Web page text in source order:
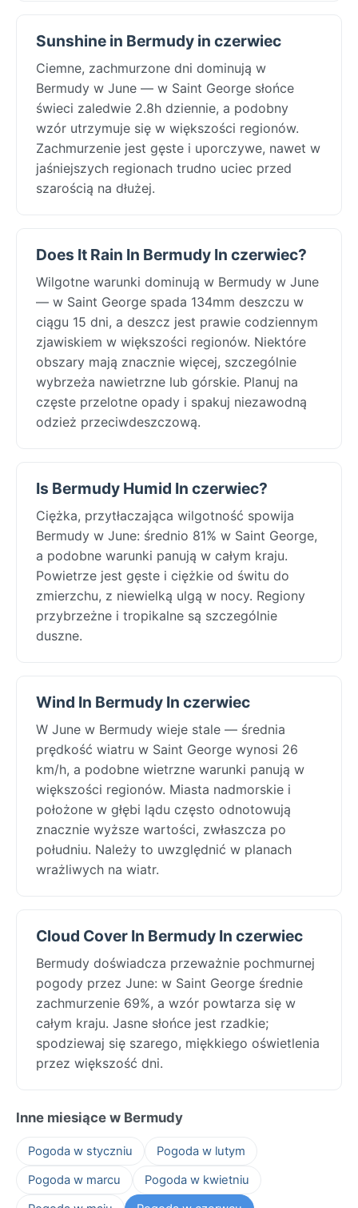
Sunshine in Bermudy in czerwiec
Ciemne, zachmurzone dni dominują w
Bermudy w June — w Saint George słońce
świeci zaledwie 2.8h dziennie, a podobny
wzór utrzymuje się w większości regionów.
Zachmurzenie jest gęste i uporczywe, nawet w
jaśniejszych regionach trudno uciec przed
szarością na dłużej.
Does It Rain In Bermudy In czerwiec?
Wilgotne warunki dominują w Bermudy w June
— w Saint George spada 134mm deszczu w
ciągu 15 dni, a deszcz jest prawie codziennym
zjawiskiem w większości regionów. Niektóre
obszary mają znacznie więcej, szczególnie
wybrzeża nawietrzne lub górskie. Planuj na
częste przelotne opady i spakuj niezawodną
odzież przeciwdeszczową.
Is Bermudy Humid In czerwiec?
Ciężka, przytłaczająca wilgotność spowija
Bermudy w June: średnio 81% w Saint George,
a podobne warunki panują w całym kraju.
Powietrze jest gęste i ciężkie od świtu do
zmierzchu, z niewielką ulgą w nocy. Regiony
przybrzeżne i tropikalne są szczególnie
duszne.
Wind In Bermudy In czerwiec
W June w Bermudy wieje stale — średnia
prędkość wiatru w Saint George wynosi 26
km/h, a podobne wietrzne warunki panują w
większości regionów. Miasta nadmorskie i
położone w głębi lądu często odnotowują
znacznie wyższe wartości, zwłaszcza po
południu. Należy to uwzględnić w planach
wrażliwych na wiatr.
Cloud Cover In Bermudy In czerwiec
Bermudy doświadcza przeważnie pochmurnej
pogody przez June: w Saint George średnie
zachmurzenie 69%, a wzór powtarza się w
całym kraju. Jasne słońce jest rzadkie;
spodziewaj się szarego, miękkiego oświetlenia
przez większość dni.
Inne miesiące w Bermudy
Pogoda w styczniu
Pogoda w lutym
Pogoda w marcu
Pogoda w kwietniu